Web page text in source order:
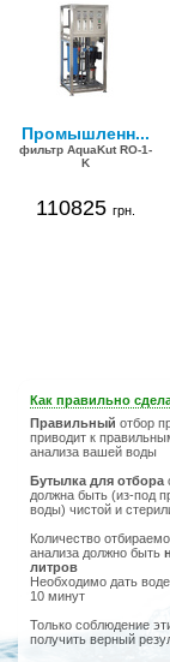
Промышленн...
фильтр AquaKut RO-1-
K
110825 грн.
Как правильно
Правильный отбор
приводит к
анализа вашей воды
Бутылка для отбора
должна быть (из-под
воды) чистой и
Количество
анализа должно быть
литров
Необходимо дать
10 минут
Только соблюдение
получить верный